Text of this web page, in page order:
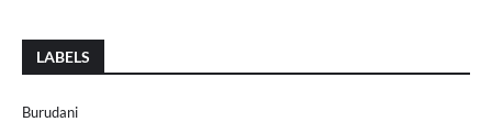
LABELS
Burudani